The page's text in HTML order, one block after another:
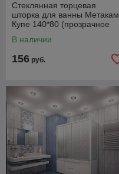
Стеклянная торцевая
шторка для ванны Метакам
Купе 140*80 (прозрачное
В наличии
156 руб.